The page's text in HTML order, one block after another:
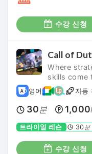
수강 신청
Call of
Where
skills come
영어 자동
30분 1,000
트라이얼 레슨 30분
수강 신청